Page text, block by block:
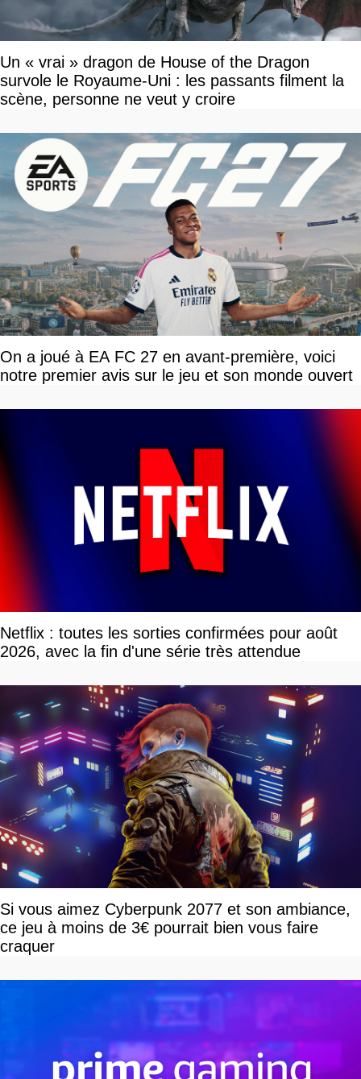
Un « vrai » dragon de House of the Dragon
survole le Royaume-Uni : les passants filment la
scène, personne ne veut y croire
On a joué à EA FC 27 en avant-première, voici
notre premier avis sur le jeu et son monde ouvert
Netflix : toutes les sorties confirmées pour août
2026, avec la fin d'une série très attendue
Si vous aimez Cyberpunk 2077 et son ambiance,
ce jeu à moins de 3€ pourrait bien vous faire
craquer